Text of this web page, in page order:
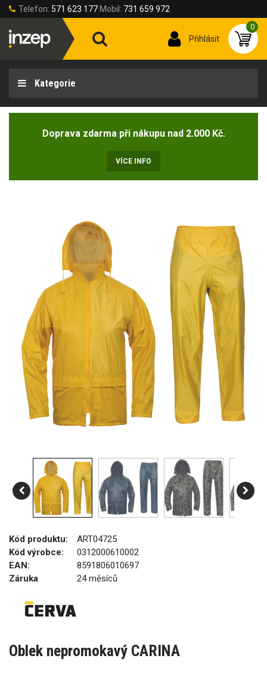
Telefon: 571 623 177 Mobil: 731 659 972
Přihlásit
0
Kategorie
Doprava zdarma při nákupu nad 2.000 Kč.
VÍCE INFO
Kód produktu:
ART04725
Kód výrobce:
0312000610002
EAN:
8591806010697
Záruka
24 měsíců
Oblek nepromokavý CARINA